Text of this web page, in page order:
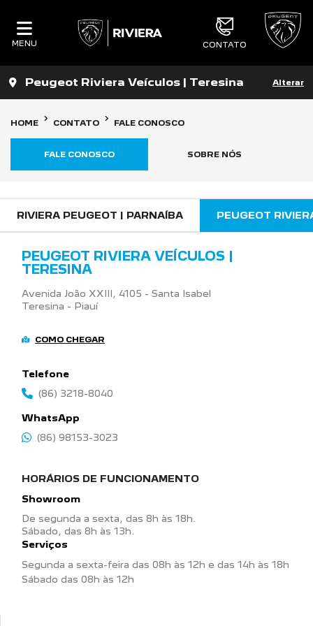
MENU CONTATO
Peugeot Riviera Veículos | Teresina Alterar
HOME CONTATO FALE CONOSCO
SOBRE NÓS
FALE CONOSCO
RIVIERA PEUGEOT | PARNAÍBA PEUGEOT
PEUGEOT RIVIERA VEÍCULOS |
TERESINA
Avenida João XXIII, 4105 - Santa Isabel
Teresina - Piauí
COMO CHEGAR
Telefone
(86) 3218-8040
WhatsApp
(86) 98153-3023
HORÁRIOS DE FUNCIONAMENTO
Showroom
De segunda a sexta, das 8h às 18h.
Sábado, das 8h às 13h.
Serviços
Segunda a sexta-feira das 08h às 12h e das 14h às 18h
Sábado das 08h às 12h